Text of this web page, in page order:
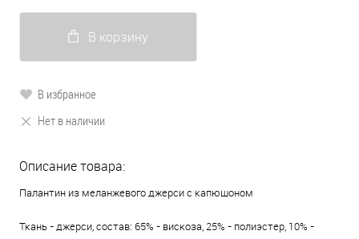
В корзину
В избранное
Нет в наличии
Описание товара:
Палантин из меланжевого джерси с капюшоном
Ткань - джерси, состав: 65% - вискоза, 25% - полиэстер, 10% -